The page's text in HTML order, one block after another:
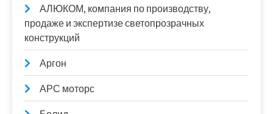
АЛЮКОМ, компания по производству,
продаже и экспертизе светопрозрачных
конструкций
Аргон
АРС моторс